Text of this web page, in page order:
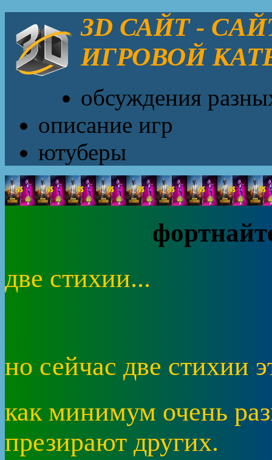
ЗD САЙТ -
ИГРОВОЙ
обсуждения
описание игр
ютуберы
две стихии...
но сейчас две стихии
как минимум очень
презирают других.